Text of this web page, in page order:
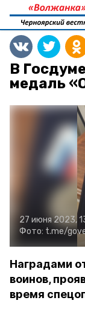
В
медаль
27 июня 2023,
Фото: t.me/
Наградами
воинов,
время